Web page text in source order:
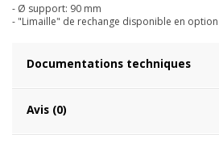
- Ø support: 90 mm
- "Limaille" de rechange disponible en option
Documentations techniques
Avis (0)